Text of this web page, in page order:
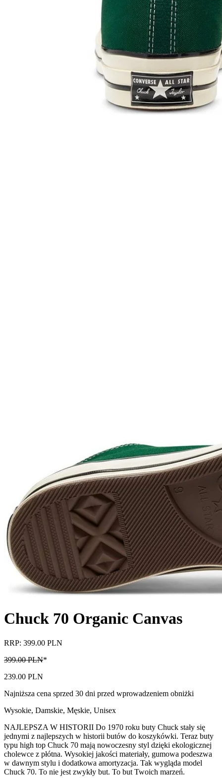
Chuck 70 Organic Canvas
RRP: 399.00 PLN
399.00 PLN*
239.00 PLN
Najniższa cena sprzed 30 dni przed wprowadzeniem obniżki
Wysokie, Damskie, Męskie, Unisex
NAJLEPSZA W HISTORII Do 1970 roku buty Chuck stały się
jednymi z najlepszych w historii butów do koszykówki. Teraz buty
typu high top Chuck 70 mają nowoczesny styl dzięki ekologicznej
cholewce z płótna. Wysokiej jakości materiały, gumowa podeszwa
w dawnym stylu i dodatkowa amortyzacja. Tak wygląda model
Chuck 70. To nie jest zwykły but. To but Twoich marzeń.